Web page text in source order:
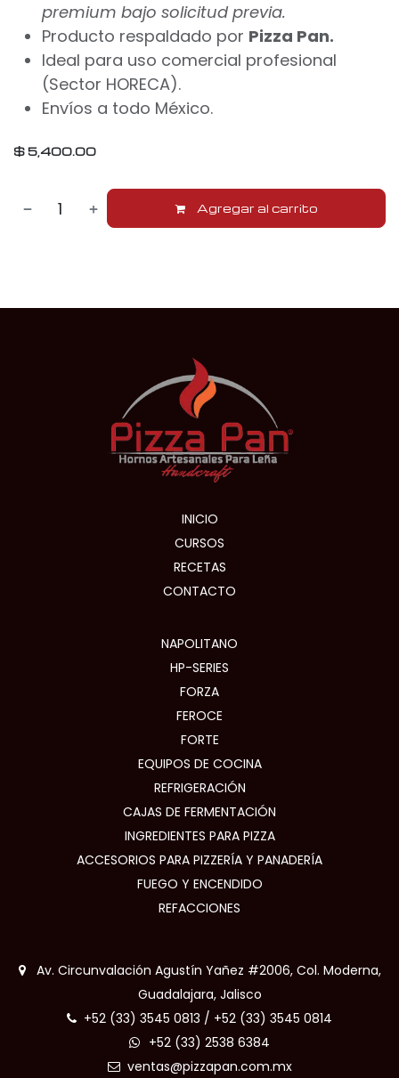
premium bajo solicitud previa.
Producto respaldado por Pizza Pan.
Ideal para uso comercial profesional
(Sector HORECA).
Envíos a todo México.
$5,400.00
Agregar al carrito
INICIO
CURSOS
RECETAS
CONTACTO
NAPOLITANO
HP-SERIES
FORZA
FEROCE
FORTE
EQUIPOS DE COCINA
REFRIGERACIÓN
CAJAS DE FERMENTACIÓN
INGREDIENTES PARA PIZZA
ACCESORIOS PARA PIZZERÍA Y PANADERÍA
FUEGO Y ENCENDIDO
REFACCIONES
Av. Circunvalación Agustín Yañez #2006, Col. Moderna,
Guadalajara, Jalisco
+52 (33) 3545 0813 / +52 (33) 3545 0814
+52 (33) 2538 6384
ventas@pizzapan.com.mx